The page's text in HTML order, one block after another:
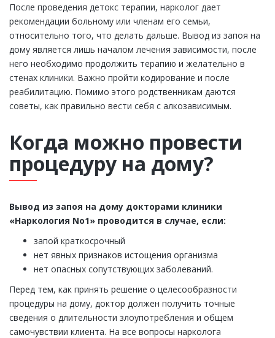
После проведения детокс терапии, нарколог дает
рекомендации больному или членам его семьи,
относительно того, что делать дальше. Вывод из запоя на
дому является лишь началом лечения зависимости, после
него необходимо продолжить терапию и желательно в
стенах клиники. Важно пройти кодирование и после
реабилитацию. Помимо этого родственникам даются
советы, как правильно вести себя с алкозависимым.
Когда можно провести
процедуру на дому?
Вывод из запоя на дому докторами клиники
«Наркология No1» проводится в случае, если:
запой краткосрочный
нет явных признаков истощения организма
нет опасных сопутствующих заболеваний.
Перед тем, как принять решение о целесообразности
процедуры на дому, доктор должен получить точные
сведения о длительности злоупотребления и общем
самочувствии клиента. На все вопросы нарколога